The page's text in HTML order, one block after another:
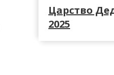
Царство
2025